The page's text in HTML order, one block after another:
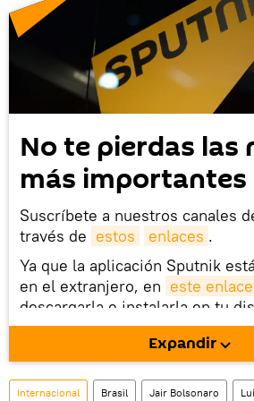
No te pierdas las
más importantes
Suscríbete a nuestros canales
través de estos enlaces .
Ya que la aplicación Sputnik
en el extranjero, en este enlace
descargarla e instalarla en tu
móvil (¡solo para Android!).
También tenemos una cuenta
social rusa VK .
Expandir
Internacional Brasil Jair Bolsonaro